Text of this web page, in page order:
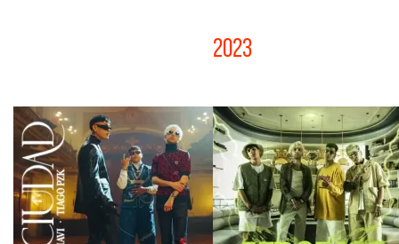
2023